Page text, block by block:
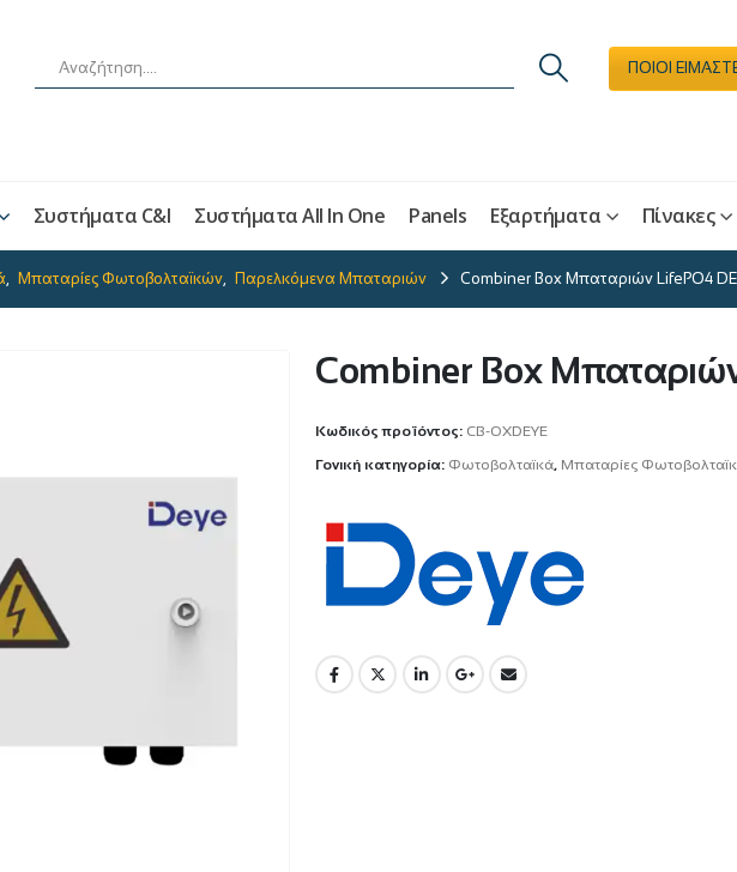
ΠΟΙΟΙ
Συστήματα C&I Συστήματα All In One Panels Εξαρτήματα Πίνακες
, Μπαταρίες Φωτοβολταϊκών, Παρελκόμενα Μπαταριών Combiner Box Μπαταριών LifePO4
Combiner Box
Κωδικός προϊόντος: CB-OXDEYE
Γονική κατηγορία: Φωτοβολταϊκά, Μπαταρίες